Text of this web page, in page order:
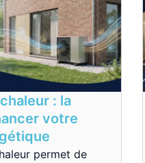
: la
votre
permet de